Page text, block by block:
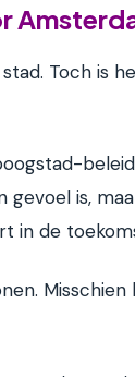
Toch is
gevoel is,
in de
Misschien